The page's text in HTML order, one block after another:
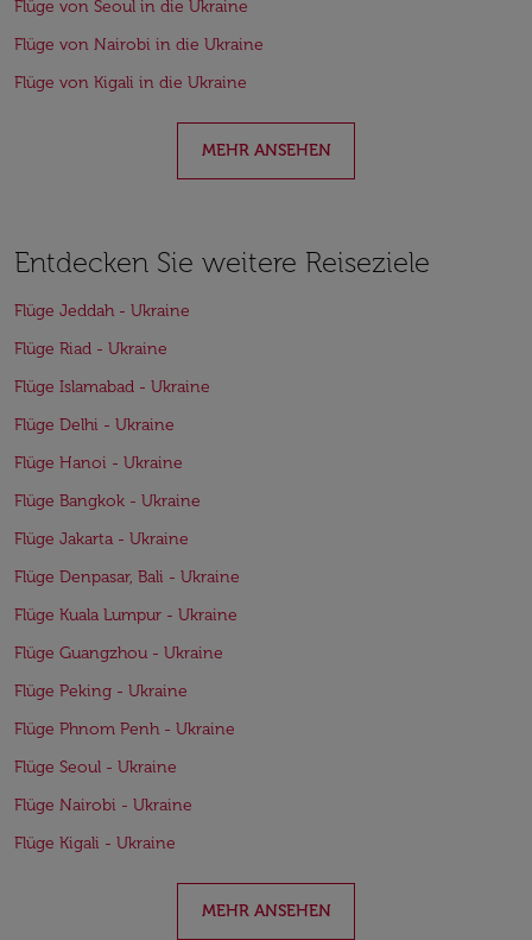
Flüge von Seoul in die Ukraine
Flüge von Nairobi in die Ukraine
Flüge von Kigali in die Ukraine
MEHR ANSEHEN
Entdecken Sie weitere Reiseziele
Flüge Jeddah - Ukraine
Flüge Riad - Ukraine
Flüge Islamabad - Ukraine
Flüge Delhi - Ukraine
Flüge Hanoi - Ukraine
Flüge Bangkok - Ukraine
Flüge Jakarta - Ukraine
Flüge Denpasar, Bali - Ukraine
Flüge Kuala Lumpur - Ukraine
Flüge Guangzhou - Ukraine
Flüge Peking - Ukraine
Flüge Phnom Penh - Ukraine
Flüge Seoul - Ukraine
Flüge Nairobi - Ukraine
Flüge Kigali - Ukraine
MEHR ANSEHEN